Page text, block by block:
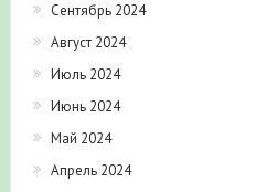
Сентябрь 2024
Август 2024
Июль 2024
Июнь 2024
Май 2024
Апрель 2024